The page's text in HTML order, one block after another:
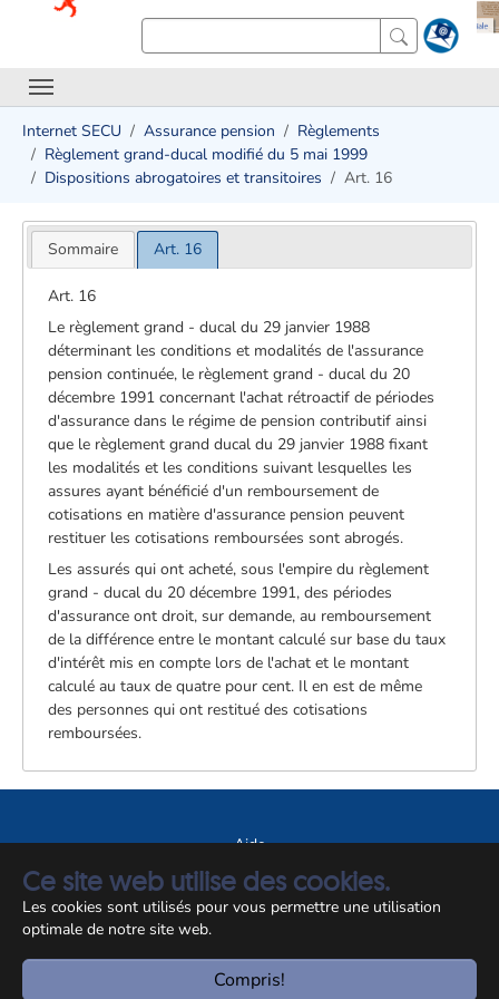
Ce site web utilise des cookies.
Les cookies sont utilisés pour vous permettre une utilisation
optimale de notre site web.
Compris!
Internet SECU Assurance pension
Règlements
Règlement grand-ducal modifié du 5 mai 1999
Dispositions abrogatoires et transitoires
Art. 16
Sommaire Art. 16
Art. 16
Le règlement grand - ducal du 29 janvier 1988
déterminant les conditions et modalités de l'assurance
pension continuée, le règlement grand - ducal du 20
décembre 1991 concernant l'achat rétroactif de périodes
d'assurance dans le régime de pension contributif ainsi
que le règlement grand ducal du 29 janvier 1988 fixant
les modalités et les conditions suivant lesquelles les
assures ayant bénéficié d'un remboursement de
cotisations en matière d'assurance pension peuvent
restituer les cotisations remboursées sont abrogés.
Les assurés qui ont acheté, sous l'empire du règlement
grand - ducal du 20 décembre 1991, des périodes
d'assurance ont droit, sur demande, au remboursement
de la différence entre le montant calculé sur base du taux
d'intérêt mis en compte lors de l'achat et le montant
calculé au taux de quatre pour cent. Il en est de même
des personnes qui ont restitué des cotisations
remboursées.
Aide
A propos du site
Notice légale
© CCSS 2026